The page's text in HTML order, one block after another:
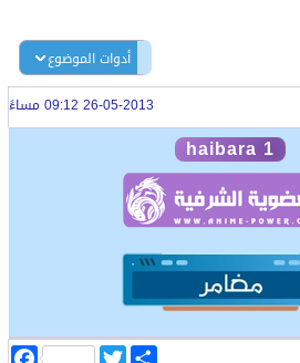
أدوات الموضوع
26-05-2013 09:12 مساءً
haibara 1
T